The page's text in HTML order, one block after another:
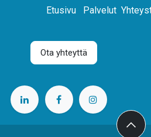
Etusivu Palvelut
Ota yhteyttä